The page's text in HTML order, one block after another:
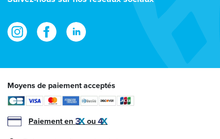
Moyens de paiement acceptés
Paiement en ou